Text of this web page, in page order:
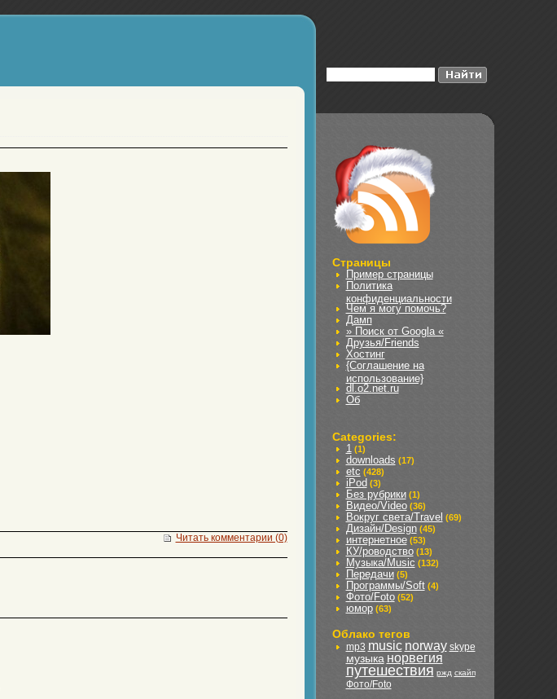
Читать комментарии (0)
Страницы
Пример страницы
Политика
конфиденциальности
Чем я могу помочь?
Дамп
» Поиск от Googla «
Друзья/Friends
Хостинг
{Соглашение на
использование}
dl.o2.net.ru
Об
Categories:
1 (1)
downloads (17)
etc (428)
iPod (3)
Без рубрики(1)
Видео/Video(36)
Вокруг света/Travel (69)
Дизайн/Design(45)
интернетное(53)
КУ/роводство(13)
Музыка/Music (132)
Передачи(5)
Программы/Soft(4)
Фото/Foto(52)
юмор(63)
Облако тегов
mp3 music norway skype
музыка норвегия
путешествия ржд скайп
Фото/Foto